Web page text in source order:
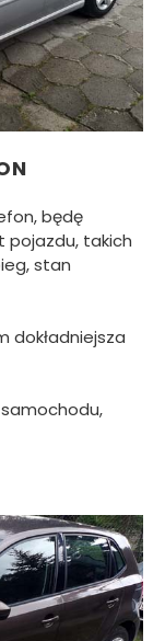
będę
pojazdu, takich
stan
dokładniejsza